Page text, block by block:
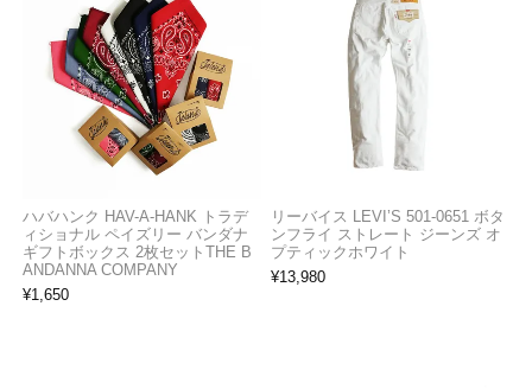
ハバハンク HAV-A-HANK トラデ
ィショナル ペイズリー バンダナ
ギフトボックス 2枚セットTHE B
ANDANNA COMPANY
¥1,650
リーバイス LEVI’S 501-0651 ボタ
ンフライ ストレート ジーンズ オ
プティックホワイト
¥13,980